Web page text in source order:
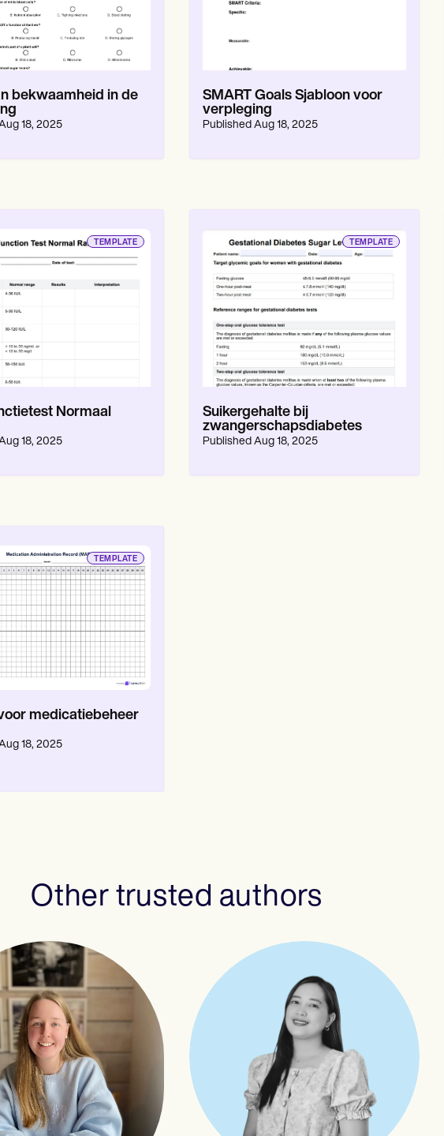
bekwaamheid in de
18, 2025
SMART Goals Sjabloon voor
verpleging
Published Aug 18, 2025
TEMPLATE
Normaal
18, 2025
TEMPLATE
Suikergehalte bij
zwangerschapsdiabetes
Published Aug 18, 2025
TEMPLATE
medicatiebeheer
18, 2025
Other trusted authors